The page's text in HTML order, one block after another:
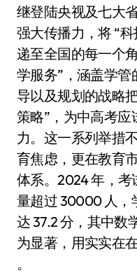
继登陆央视及七大
强大传播力，将 “
递至全国的每一个
学服务”，涵盖学
导以及规划的战略
策略”，为中高考
力。这一系列举措
育焦虑，更在教育
体系。2024 年，
量超过 30000 人，
达 37.2 分，其中数
为显著，用实实在
。